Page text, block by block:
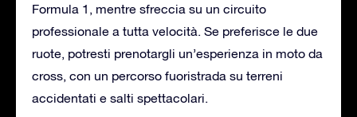
Formula 1, mentre sfreccia su un circuito
professionale a tutta velocità. Se preferisce le due
ruote, potresti prenotargli un’esperienza in moto da
cross, con un percorso fuoristrada su terreni
accidentati e salti spettacolari.